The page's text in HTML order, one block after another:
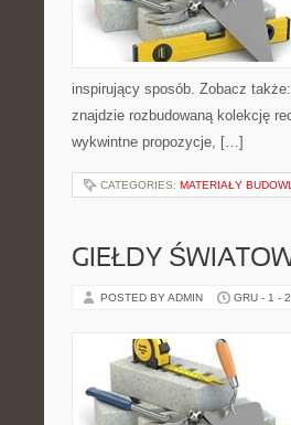
inspirujący sposób. Zobacz
znajdzie rozbudowaną kolekcję
wykwintne propozycje, […]
CATEGORIES: MATERIAŁY
GIEŁDY
POSTED BY ADMIN GRU - 1 -